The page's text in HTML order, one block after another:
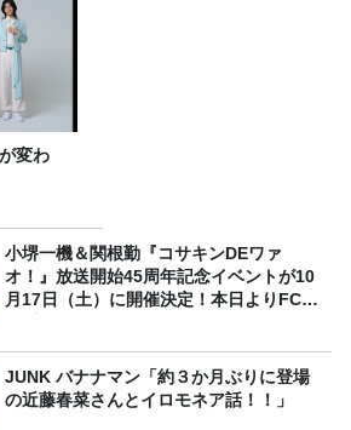
変わ
小堺一機＆関根勤『コサキンDEワァ
オ！』放送開始45周年記念イベントが10
月17日（土）に開催決定！本日よりFC先
JUNK バナナマン「約３か月ぶりに登場
の近藤春菜さんとイロモネア話！！」